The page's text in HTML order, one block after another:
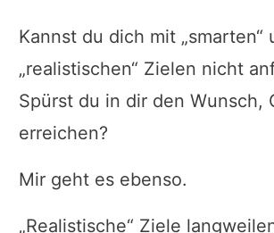
Kannst du dich mit „smarten“
„realistischen“ Zielen nicht
Spürst du in dir den Wunsch,
erreichen?
Mir geht es ebenso.
„Realistische“ Ziele